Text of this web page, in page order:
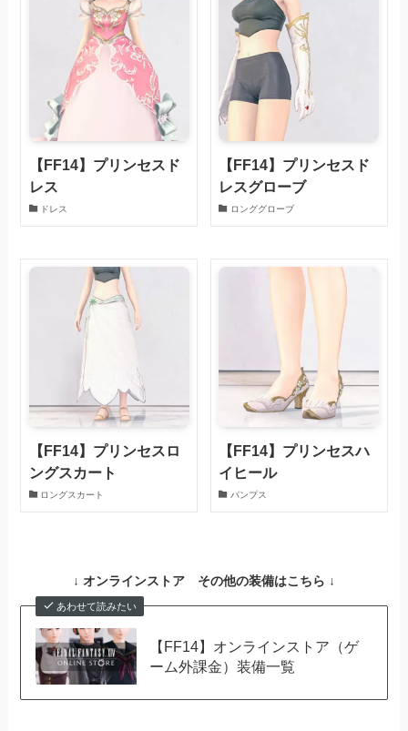
【FF14】プリンセスド
レス
ドレス
【FF14】プリンセスド
レスグローブ
ロンググローブ
【FF14】プリンセスロ
ングスカート
ロングスカート
【FF14】プリンセスハ
イヒール
パンプス
↓ オンラインストア その他の装備はこちら ↓
あわせて読みたい
【FF14】オンラインストア（ゲ
ーム外課金）装備一覧